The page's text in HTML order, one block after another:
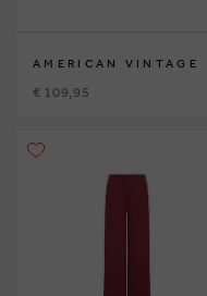
AMERICAN VINTAGE
€ 109,95